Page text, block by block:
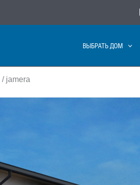
ВЫБРАТЬ ДОМ
/ jamera